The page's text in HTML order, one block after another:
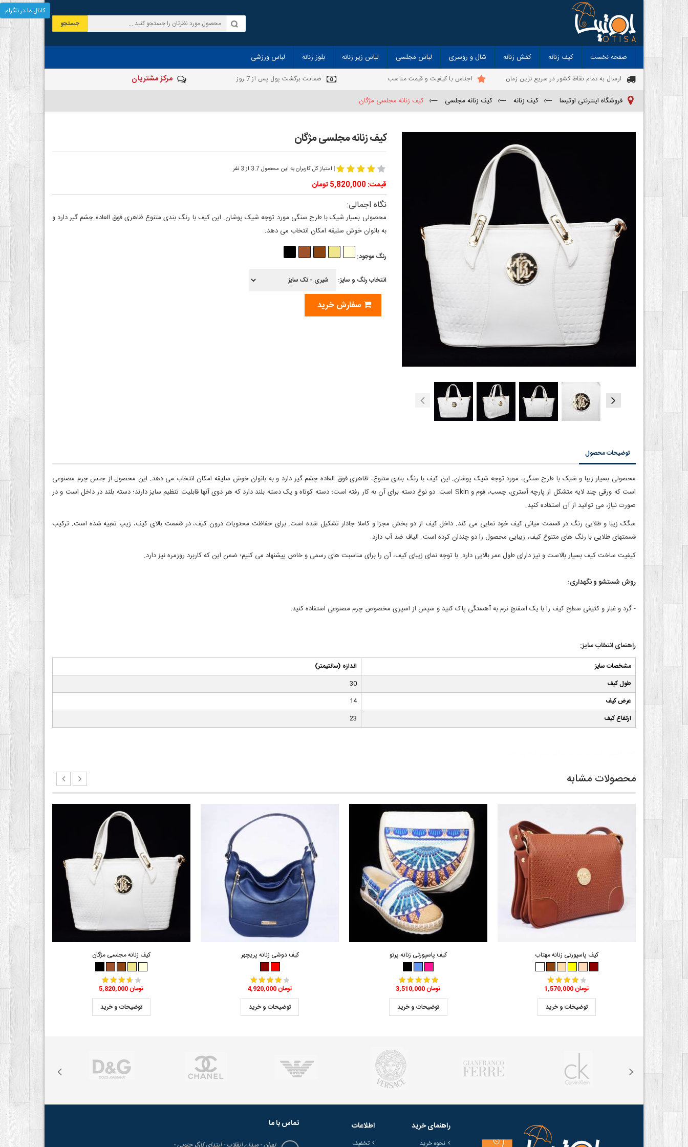
جستجو
صفحه نخست کیف زنانه کفش زنانه شال و روسری لباس مجلسی لباس زیر زنانه بلوز زنانه لباس ورزشی
ارسال به تمام نقاط کشور در سریع ترین زمان اجناس با کیفیت و قیمت مناسب ضمانت برگشت پول پس از 7 روز مرکز مشتریان
فروشگاه اینترنتی اوتیسا —› کیف زنانه —› کیف زنانه مجلسی —› کیف زنانه مجلسی مژگان
کیف زنانه مجلسی مژگان
| امتیاز کل کاربران به این محصول 3.7 از 3 نفر
قیمت: 5,820,000 تومان
نگاه اجمالی:
محصولی بسیار شیک با طرح سنگی مورد توجه شیک پوشان. این کیف با رنگ بندی متنوع ظاهری فوق العاده چشم گیر دارد و
به بانوان خوش سلیقه امکان انتخاب می دهد.
رنگ موجود:
انتخاب رنگ و سایز:
سفارش خرید
توضیحات محصول
محصولی بسیار زیبا و شیک با طرح سنگی، مورد توجه شیک پوشان. این کیف با رنگ بندی متنوع، ظاهری فوق العاده چشم گیر دارد و به بانوان خوش سلیقه امکان انتخاب می دهد. این محصول از جنس چرم مصنوعی
است که ورقی چند لایه متشكل از پارچه آستری، چسب، فوم و Skin است. دو نوع دسته برای آن به کار رفته است؛ دسته کوتاه و یک دسته‏ بلند دارد که هر دوی آنها قابلیت تنظیم سایز دارند؛ دسته بلند در داخل است و در
صورت نیاز، می توانید از آن استفاده کنید.
سگک زیبا و طلایی رنگ در قسمت میانی کیف خود نمایی می‎ کند. داخل کیف از دو بخش مجزا و کاملا جادار تشکیل شده است. برای حفاظت محتویات درون کیف، در قسمت بالای کیف، زیپ تعبیه شده است. ترکیب
قسمت‎های طلایی با رنگ های متنوع کیف، زیبایی محصول را دو چندان کرده است. الیاف ضد آب دارد.
کیفیت ساخت کیف بسیار بالاست و نیز دارای طول عمر بالایی دارد. با توجه نمای زیبای کیف، آن را برای مناسبت های رسمی و خاص پیشنهاد می کنیم؛ ضمن این که کاربرد روزمره نیز دارد.
روش شستشو و نگهداری:
- گرد و غبار و کثیفی سطح کیف را با یک اسفنج نرم به آهستگی پاک کنید و سپس از اسپری مخصوص چرم مصنوعی استفاده کنید.
راهنمای انتخاب سایز:
(اندازه (سانتیمتر
مشخصات سایز
30
طول کیف
14
عرض کیف
23
ارتفاع کیف
محصولات مشابه
کیف زنانه مجلسی مژگان
5,820,000 تومان
توضیحات و خرید
کیف دوشی زنانه پریچهر
4,920,000 تومان
توضیحات و خرید
کیف پاسپورتی زنانه پرتو
3,510,000 تومان
توضیحات و خرید
کیف پاسپورتی زنانه مهتاب
1,570,000 تومان
توضیحات و خرید
راهنمای خرید
نحوه خرید
اطلاعات
تخفیف
تماس با ما
تهران - میدان انقلاب - ابتدای کارگر جنوبی -
کانال ما در تلگرام